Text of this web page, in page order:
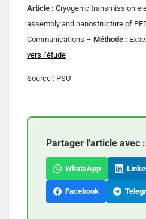
Article : Cryogenic transmission
assembly and nanostructure of
Communications – Méthode :
vers l’étude
Source : PSU
Partager l'article avec :
WhatsApp
Facebook